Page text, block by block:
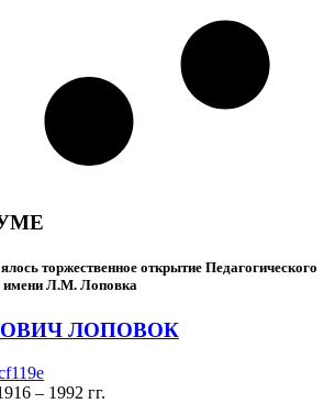
торжественное открытие Педагогического
Л.М. Лоповка
ЛОПОВОК
– 1992 гг.